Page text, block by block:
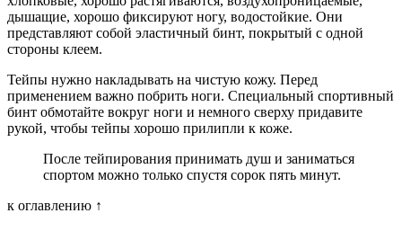
дышащие, хорошо фиксируют ногу, водостойкие. Они
представляют собой эластичный бинт, покрытый с одной
стороны клеем.
Тейпы нужно накладывать на чистую кожу. Перед
применением важно побрить ноги. Специальный спортивный
бинт обмотайте вокруг ноги и немного сверху придавите
рукой, чтобы тейпы хорошо прилипли к коже.
После тейпирования принимать душ и заниматься
спортом можно только спустя сорок пять минут.
к оглавлению ↑